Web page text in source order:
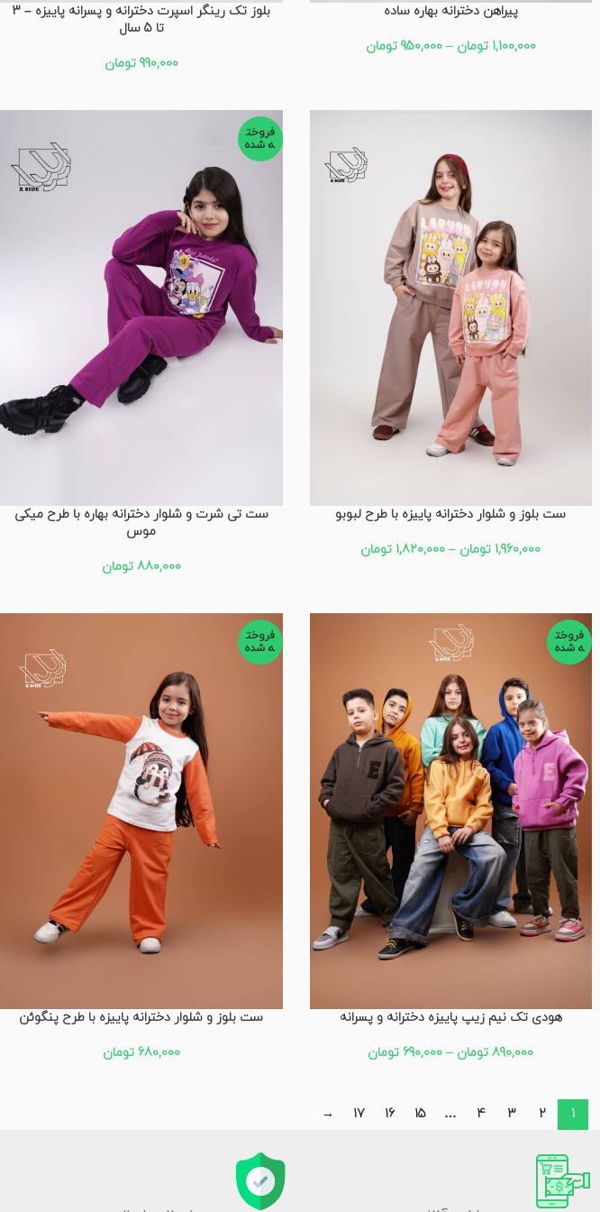
پیراهن دخترانه بهاره ساده
1,100,000 تومان –
950,000 تومان
بلوز تک رینگر اسپرت دخترانه و پسرانه پاییزه – 3
تا 5 سال
990,000 تومان
ست بلوز و شلوار دخترانه پاییزه با طرح لبوبو
1,960,000 تومان –
1,820,000 تومان
فروخت
ه شده
ست تی شرت و شلوار دخترانه بهاره با طرح میکی
موس
880,000 تومان
فروخت
ه شده
هودی تک نیم زیپ پاییزه دخترانه و پسرانه
890,000 تومان –
690,000 تومان
فروخت
ه شده
ست بلوز و شلوار دخترانه پاییزه با طرح پنگوئن
680,000 تومان
1
2
3
4
…
15
16
17
→